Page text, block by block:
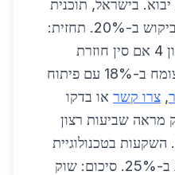
בישראל, תוכנית
'תשתיות 2030' מגדילה ביקוש ב-20%. תחזית:
ירידה קלה במחירים ברבעון 4 אם סין חוזרת
לייצור. בעכו, שוק מקומי צומח ב-18% עם פיתוח
, צרו קשר או בדקו
מראה שביעות רצון
בטכנולוגיית
גלוון קינטי מגדילות יעילות ב-25%. סיכום: שוק